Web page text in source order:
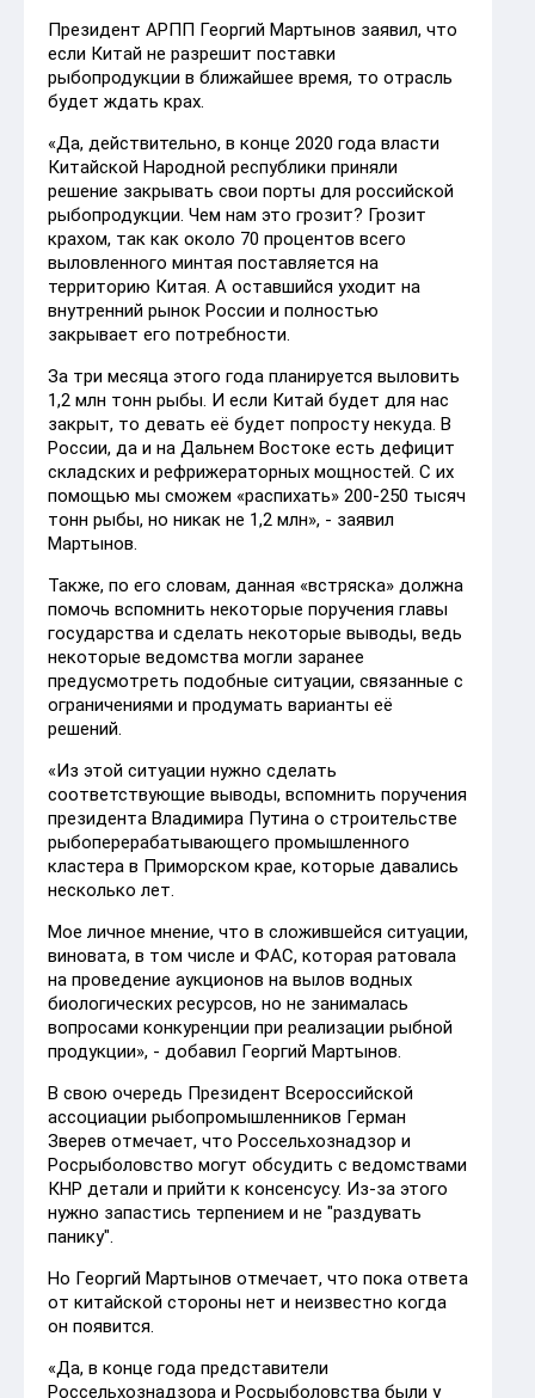
Президент АРПП Георгий Мартынов заявил, что
если Китай не разрешит поставки
рыбопродукции в ближайшее время, то отрасль
будет ждать крах.
«Да, действительно, в конце 2020 года власти
Китайской Народной республики приняли
решение закрывать свои порты для российской
рыбопродукции. Чем нам это грозит? Грозит
крахом, так как около 70 процентов всего
выловленного минтая поставляется на
территорию Китая. А оставшийся уходит на
внутренний рынок России и полностью
закрывает его потребности.
За три месяца этого года планируется выловить
1,2 млн тонн рыбы. И если Китай будет для нас
закрыт, то девать её будет попросту некуда. В
России, да и на Дальнем Востоке есть дефицит
складских и рефрижераторных мощностей. С их
помощью мы сможем «распихать» 200-250 тысяч
тонн рыбы, но никак не 1,2 млн», - заявил
Мартынов.
Также, по его словам, данная «встряска» должна
помочь вспомнить некоторые поручения главы
государства и сделать некоторые выводы, ведь
некоторые ведомства могли заранее
предусмотреть подобные ситуации, связанные с
ограничениями и продумать варианты её
решений.
«Из этой ситуации нужно сделать
соответствующие выводы, вспомнить поручения
президента Владимира Путина о строительстве
рыбоперерабатывающего промышленного
кластера в Приморском крае, которые давались
несколько лет.
Мое личное мнение, что в сложившейся ситуации,
виновата, в том числе и ФАС, которая ратовала
на проведение аукционов на вылов водных
биологических ресурсов, но не занималась
вопросами конкуренции при реализации рыбной
продукции», - добавил Георгий Мартынов.
В свою очередь Президент Всероссийской
ассоциации рыбопромышленников Герман
Зверев отмечает, что Россельхознадзор и
Росрыболовство могут обсудить с ведомствами
КНР детали и прийти к консенсусу. Из-за этого
нужно запастись терпением и не "раздувать
панику".
Но Георгий Мартынов отмечает, что пока ответа
от китайской стороны нет и неизвестно когда
он появится.
«Да, в конце года представители
Россельхознадзора и Росрыболовства были у